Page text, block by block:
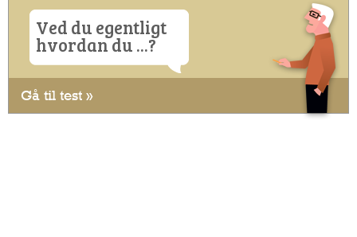
Ved du egentligt
hvordan du ...?
Gå til test »